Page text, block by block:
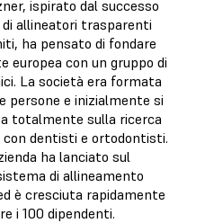
ispirato dal successo
di allineatori trasparenti
ha pensato di fondare
europea con un gruppo di
La società era formata
persone e inizialmente si
totalmente sulla ricerca
con dentisti e ortodontisti.
ha lanciato sul
di allineamento
è cresciuta rapidamente
i 100 dipendenti.